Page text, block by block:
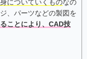
についていくものなの
、パーツなどの製図を
ことにより、CAD技